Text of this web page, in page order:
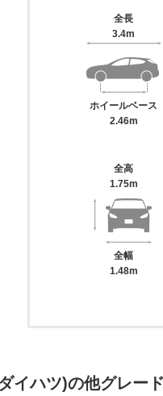
全長
3.4m
ホイールベース
2.46m
全高
1.75m
全幅
1.48m
イハツ)の他グレー